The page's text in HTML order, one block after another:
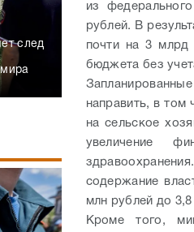
след
из
рублей. В
почти на 3 млрд
бюджета без
направить, в том
на сельское
увеличение
содержание
млн рублей до
Кроме того,